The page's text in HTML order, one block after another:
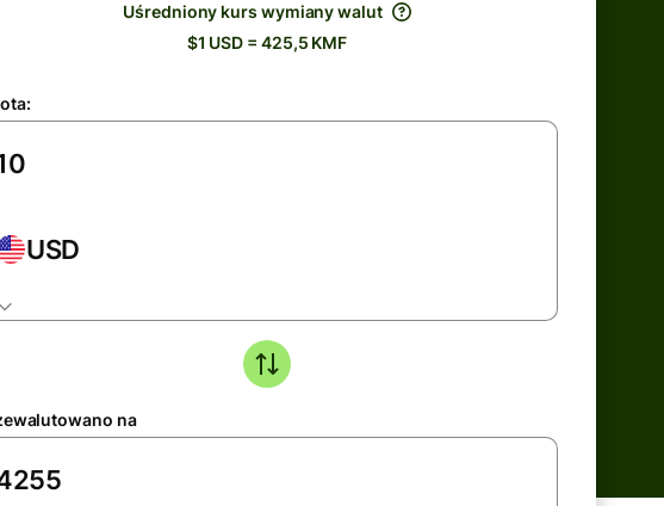
Uśredniony kurs wymiany walut
$1 USD = 425,5 KMF
USD
na